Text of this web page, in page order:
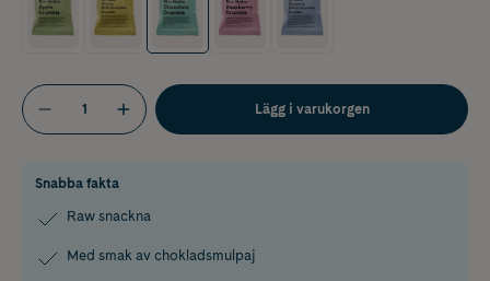
Lägg i varukorgen
Snabba fakta
Raw snackna
Med smak av chokladsmulpaj